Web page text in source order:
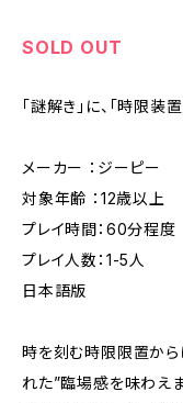
SOLD OUT
「謎解き」に、「時限
メーカー ：ジーピー
対象年齢 ：12歳以上
プレイ時間：60分程度
プレイ人数：1-5人
日本語版
時を刻む時限限置から
れた”臨場感を味わえま